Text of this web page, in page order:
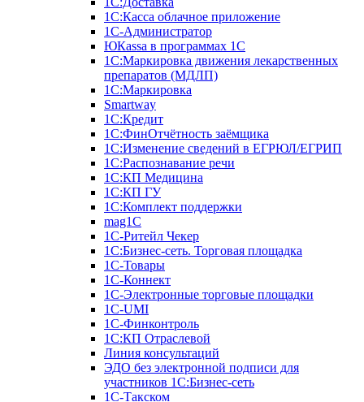
1С:Касса облачное приложение
1С-Администратор
ЮКаssа в программах 1С
1С:Маркировка движения лекарственных
препаратов (МДЛП)
1С:Маркировка
Smartway
1С:Кредит
1С:ФинОтчётность заёмщика
1С:Изменение сведений в ЕГРЮЛ/ЕГРИП
1С:Распознавание речи
1С:КП Медицина
1С:КП ГУ
1С:Комплект поддержки
mag1C
1С-Ритейл Чекер
1С:Бизнес-сеть. Торговая площадка
1С-Товары
1С-Коннект
1С-Электронные торговые площадки
1C-UMI
1С-Финконтроль
1С:КП Отраслевой
Линия консультаций
ЭДО без электронной подписи для
участников 1С:Бизнес-сеть
1С-Такском